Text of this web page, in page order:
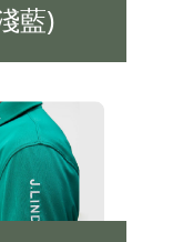
藍)